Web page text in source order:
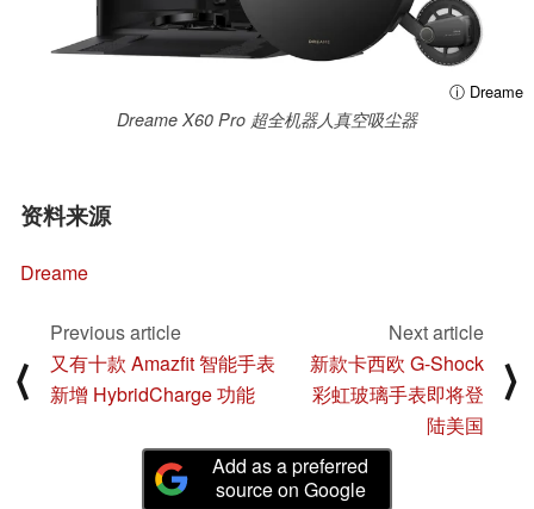
ⓘ Dreame
Dreame X60 Pro 超全机器人真空吸尘器
资料来源
Dreame
⟨
Previous article
又有十款 Amazfit 智能手表
新增 HybridCharge 功能
Next article
新款卡西欧 G-Shock
彩虹玻璃手表即将登
陆美国
⟩
Add as a preferred
source on Google